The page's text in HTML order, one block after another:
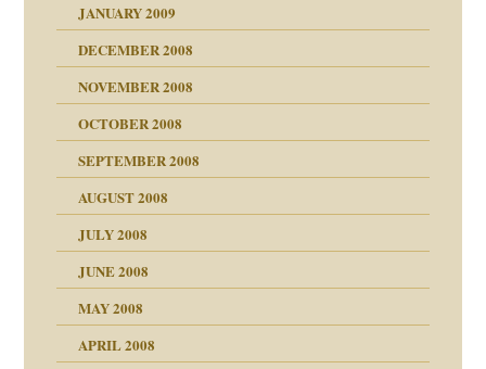
JANUARY 2009
DECEMBER 2008
NOVEMBER 2008
OCTOBER 2008
SEPTEMBER 2008
AUGUST 2008
JULY 2008
JUNE 2008
MAY 2008
APRIL 2008